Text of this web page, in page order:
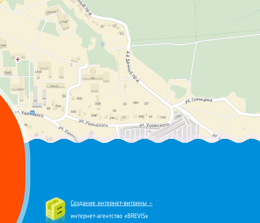
Создание интернет-витрины —
интернет-агентство «BREVIS»